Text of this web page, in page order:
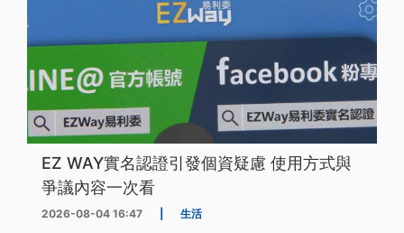
EZ WAY實名認證引發個資疑慮 使用方式與
爭議內容一次看
2026-08-04 16:47 生活